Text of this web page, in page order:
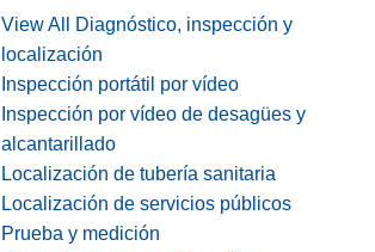
View All Diagnóstico, inspección y
localización
Inspección portátil por vídeo
Inspección por vídeo de desagües y
alcantarillado
Localización de tubería sanitaria
Localización de servicios públicos
Prueba y medición